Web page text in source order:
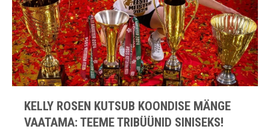
KELLY ROSEN KUTSUB KOONDISE MÄNGE
VAATAMA: TEEME TRIBÜÜNID SINISEKS!